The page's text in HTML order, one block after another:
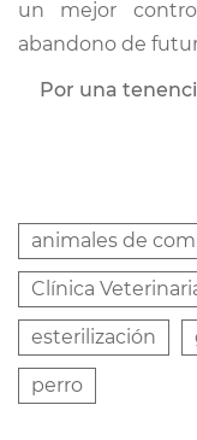
un mejor
abandono de
Por una
animales de
Clínica
esterilización
perro